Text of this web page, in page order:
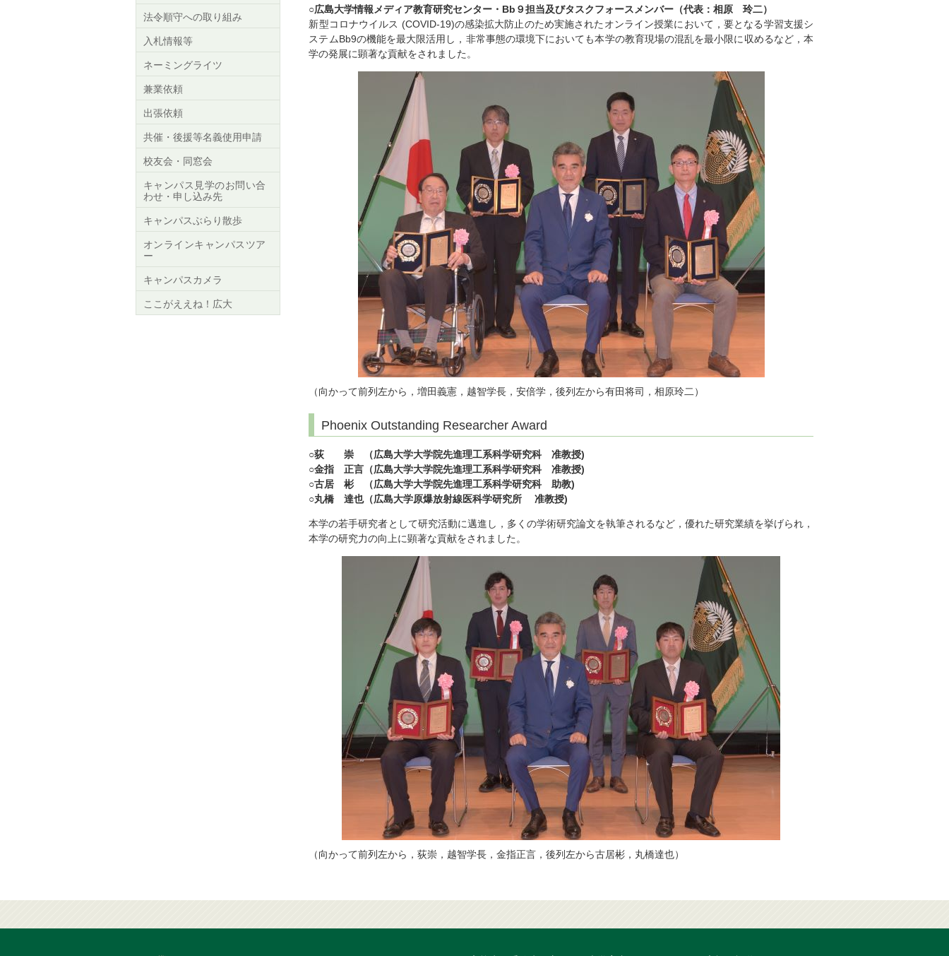
○広島大学情報メディア教育研究センター・Bb９担当及びタスクフォースメンバー（代表：相原 玲二）
新型コロナウイルス (COVID-19)の感染拡大防止のため実施されたオンライン授業において，要となる学習支援シ
ステムBb9の機能を最大限活用し，非常事態の環境下においても本学の教育現場の混乱を最小限に収めるなど，本
学の発展に顕著な貢献をされました。
（向かって前列左から，増田義憲，越智学長，安倍学，後列左から有田将司，相原玲二）
Phoenix Outstanding Researcher Award
○荻 崇 （広島大学大学院先進理工系科学研究科 准教授)
○金指 正言（広島大学大学院先進理工系科学研究科 准教授)
○古居 彬 （広島大学大学院先進理工系科学研究科 助教)
○丸橋 達也（広島大学原爆放射線医科学研究所 准教授)
本学の若手研究者として研究活動に邁進し，多くの学術研究論文を執筆されるなど，優れた研究業績を挙げられ，
本学の研究力の向上に顕著な貢献をされました。
（向かって前列左から，荻崇，越智学長，金指正言，後列左から古居彬，丸橋達也）
法令順守への取り組み
入札情報等
ネーミングライツ
兼業依頼
出張依頼
共催・後援等名義使用申請
校友会・同窓会
キャンパス見学のお問い合
わせ・申し込み先
キャンパスぶらり散歩
オンラインキャンパスツア
ー
キャンパスカメラ
ここがええね！広大